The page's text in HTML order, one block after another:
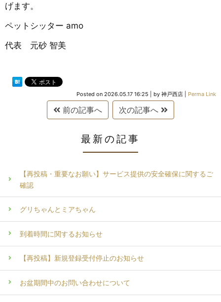
げます。
​ペットシッター amo
代表 元砂 智美
Posted on 2026.05.17 16:25 by 神戸西店 Perma Link
前の記事へ 次の記事へ
最新の記事
【再投稿・重要なお願い】サービス提供の安全確保に関するご
確認
グリちゃんとミアちゃん
到着時間に関するお知らせ
【再投稿】新規登録受付停止のお知らせ
お盆期間中のお問い合わせについて